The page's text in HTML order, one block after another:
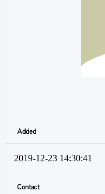
Added
2019-12-23 14:30:41
Contact